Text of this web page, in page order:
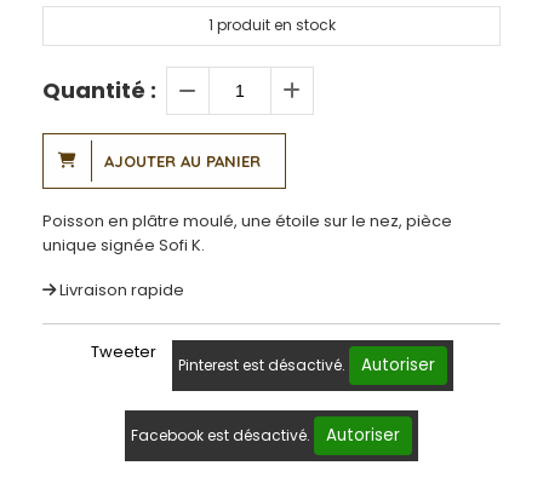
1 produit en stock
Quantité :
AJOUTER AU PANIER
Poisson en plâtre moulé, une étoile sur le nez, pièce
unique signée Sofi K.
Livraison rapide
Tweeter
Pinterest est désactivé. Autoriser
Facebook est désactivé. Autoriser